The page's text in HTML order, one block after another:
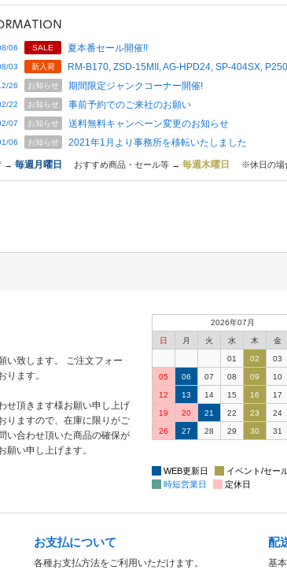
06 SALE 夏本番セール開催!!
03 新入荷 RM-B170, ZSD-15MII, AG-HPD24, SP-404SX,
26 お知らせ 期間限定ジャンクコーナー開催!
22 お知らせ 事前予約でのご来社のお願い
07 お知らせ 送料無料キャンペーン変更のお知らせ
06 お知らせ 2021年1月より事務所を移転いたしました
→ 毎週月曜日 おすすめ商品・セール等 → 毎週木曜日 ※休日の場
い致します。 ご注文フォー
ります。
せ頂きます様お願い申し上げ
りますので、在庫に限りがご
い合わせ頂いた商品の確保が
い申し上げます。
2026年07月
日 月 火 水 木 金
01 02 03
05 06 07 08 09 10
12 13 14 15 16 17
19 20 21 22 23 24
26 27 28 29 30 31
WEB更新日
イベント/セー
時短営業日
定休日
お支払について
各種お支払方法をご利用いただけます。
配
基